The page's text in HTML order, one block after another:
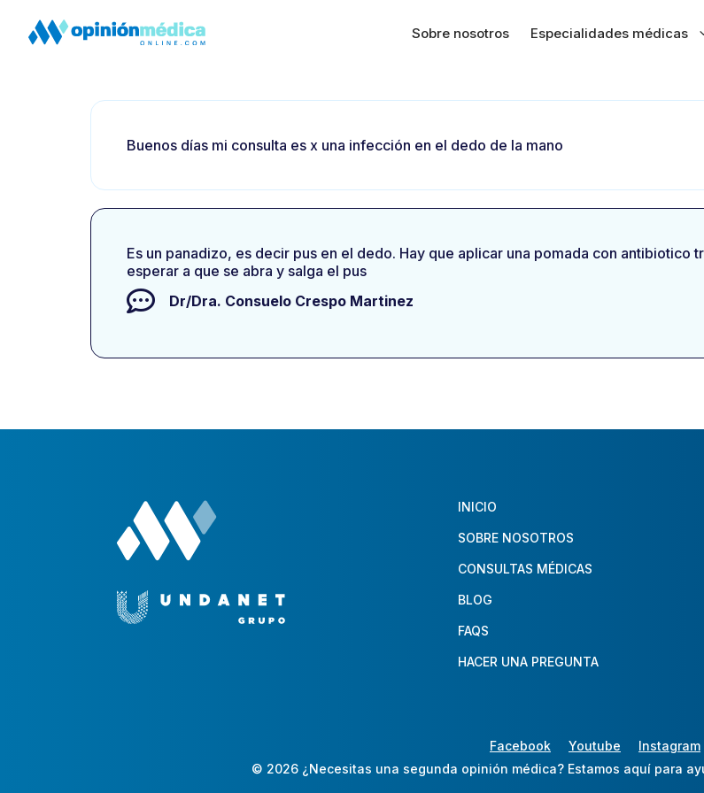
Sobre nosotros Especialidades médicas
Buenos días mi consulta es x una infección en el dedo de la mano
Es un panadizo, es decir pus en el dedo. Hay que aplicar una pomada con antibiotico
esperar a que se abra y salga el pus
Dr/Dra. Consuelo Crespo Martinez
INICIO
SOBRE NOSOTROS
CONSULTAS MÉDICAS
BLOG
FAQS
HACER UNA PREGUNTA
Facebook Youtube
Instagram
© 2026 ¿Necesitas una segunda opinión médica? Estamos aquí para